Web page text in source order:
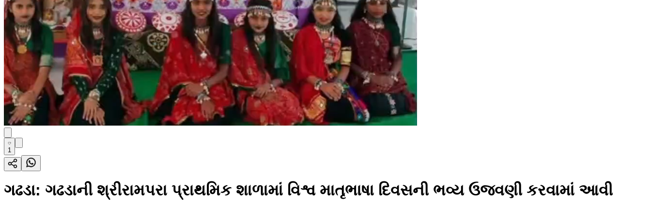
1
ગઢડા: ગઢડાની શ્રીરામપરા પ્રાથમિક શાળામાં વિશ્વ માતૃભાષા દિવસની ભવ્ય ઉજવણી કરવામાં આવી